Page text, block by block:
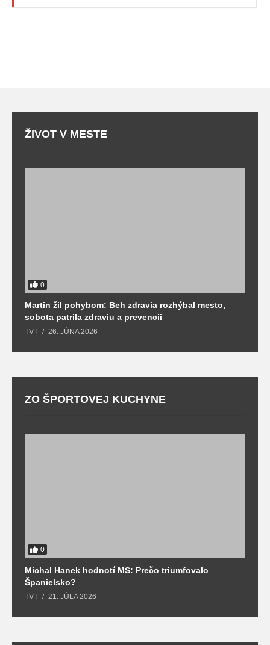
ŽIVOT V MESTE
0
Martin žil pohybom: Beh zdravia rozhýbal mesto,
sobota patrila zdraviu a prevencii
TVT 26. JÚNA 2026
ZO ŠPORTOVEJ KUCHYNE
0
Michal Hanek hodnotí MS: Prečo triumfovalo
Španielsko?
TVT 21. JÚLA 2026